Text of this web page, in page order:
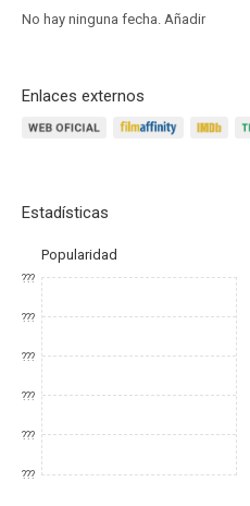
No hay ninguna fecha. Añadir
Enlaces externos
Estadísticas
Popularidad
???
???
???
???
???
???